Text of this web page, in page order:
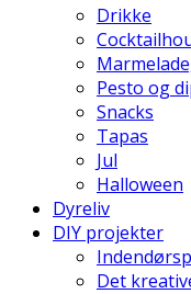
Drikke
Pesto og
Snacks
Tapas
Jul
Halloween
Dyreliv
DIY projekter
Det